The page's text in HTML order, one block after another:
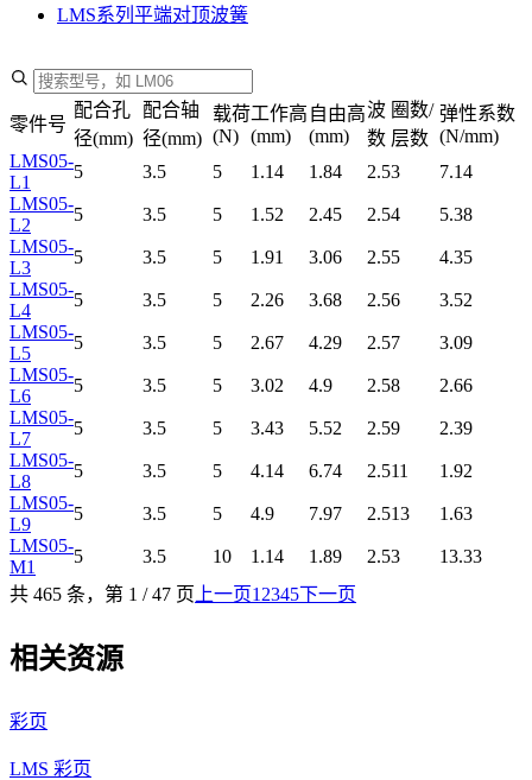
LMS系列平端对顶波簧
零件号
配合孔
径(mm)
配合轴
径(mm)
载荷
(N)
工作高
(mm)
自由高
(mm)
波
数
圈数/
层数
弹性系数
(N/mm)
LMS05-
L1
5 3.5 5 1.14 1.84 2.53
7.14
LMS05-
L2
5 3.5 5 1.52 2.45 2.54
5.38
LMS05-
L3
5 3.5 5 1.91 3.06 2.55
4.35
LMS05-
L4
5 3.5 5 2.26 3.68 2.56
3.52
LMS05-
L5
5 3.5 5 2.67 4.29 2.57
3.09
LMS05-
L6
5 3.5 5 3.02 4.9 2.58
2.66
LMS05-
L7
5 3.5 5 3.43 5.52 2.59
2.39
LMS05-
L8
5 3.5 5 4.14 6.74 2.511
1.92
LMS05-
L9
5 3.5 5 4.9 7.97 2.513
1.63
LMS05-
M1
5 3.5 10 1.14 1.89 2.53
13.33
共 465 条，第 1 / 47 页 上一页1 2345下一页
相关资源
彩页
LMS 彩页